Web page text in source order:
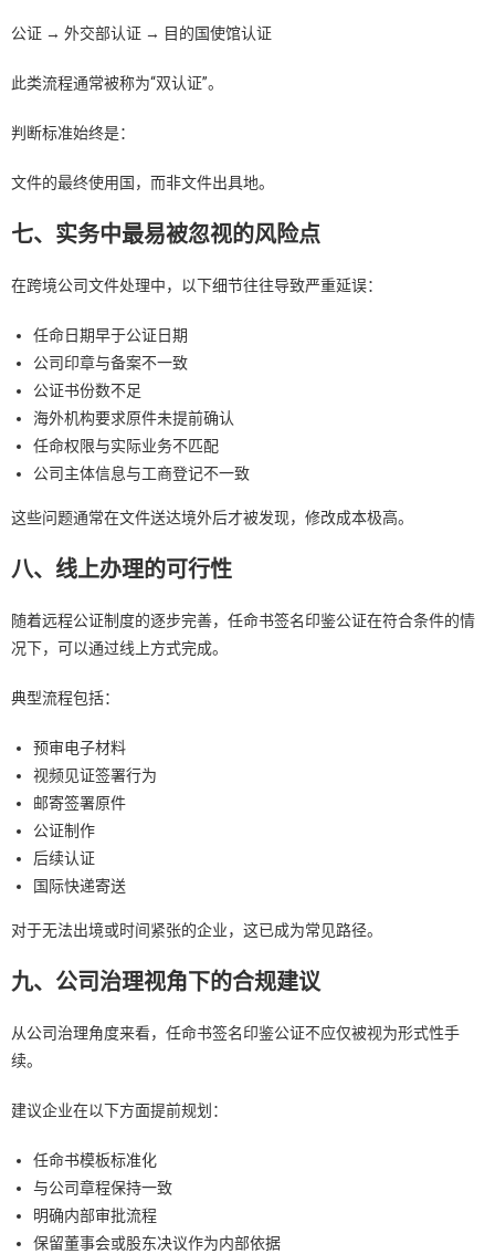
公证 → 外交部认证 → 目的国使馆认证
此类流程通常被称为“双认证”。
判断标准始终是：
文件的最终使用国，而非文件出具地。
七、实务中最易被忽视的风险点
在跨境公司文件处理中，以下细节往往导致严重延误：
任命日期早于公证日期
公司印章与备案不一致
公证书份数不足
海外机构要求原件未提前确认
任命权限与实际业务不匹配
公司主体信息与工商登记不一致
这些问题通常在文件送达境外后才被发现，修改成本极高。
八、线上办理的可行性
随着远程公证制度的逐步完善，任命书签名印鉴公证在符合条件的情
况下，可以通过线上方式完成。
典型流程包括：
预审电子材料
视频见证签署行为
邮寄签署原件
公证制作
后续认证
国际快递寄送
对于无法出境或时间紧张的企业，这已成为常见路径。
九、公司治理视角下的合规建议
从公司治理角度来看，任命书签名印鉴公证不应仅被视为形式性手
续。
建议企业在以下方面提前规划：
任命书模板标准化
与公司章程保持一致
明确内部审批流程
保留董事会或股东决议作为内部依据